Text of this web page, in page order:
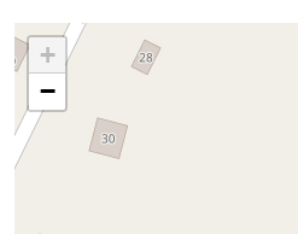
+
−